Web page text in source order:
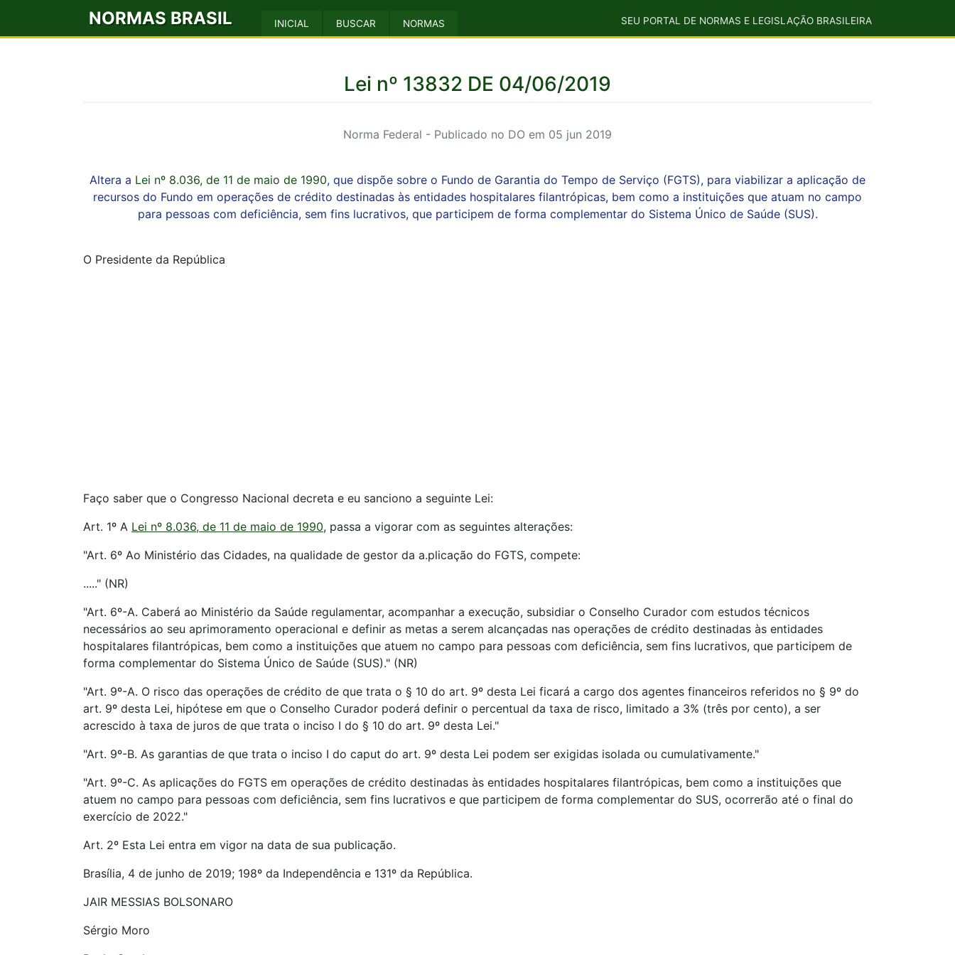
NORMAS BRASIL INICIAL BUSCAR NORMAS SEU PORTAL DE NORMAS E LEGISLAÇÃO BRASILEIRA
Lei nº 13832 DE 04/06/2019
Norma Federal - Publicado no DO em 05 jun 2019
Altera a Lei nº 8.036, de 11 de maio de 1990, que dispõe sobre o Fundo de Garantia do Tempo de Serviço (FGTS), para viabilizar a aplicação de
recursos do Fundo em operações de crédito destinadas às entidades hospitalares filantrópicas, bem como a instituições que atuam no campo
para pessoas com deficiência, sem fins lucrativos, que participem de forma complementar do Sistema Único de Saúde (SUS).
O Presidente da República
Faço saber que o Congresso Nacional decreta e eu sanciono a seguinte Lei:
Art. 1º A Lei nº 8.036, de 11 de maio de 1990, passa a vigorar com as seguintes alterações:
"Art. 6º Ao Ministério das Cidades, na qualidade de gestor da a.plicação do FGTS, compete:
....." (NR)
"Art. 6º-A. Caberá ao Ministério da Saúde regulamentar, acompanhar a execução, subsidiar o Conselho Curador com estudos técnicos
necessários ao seu aprimoramento operacional e definir as metas a serem alcançadas nas operações de crédito destinadas às entidades
hospitalares filantrópicas, bem como a instituições que atuem no campo para pessoas com deficiência, sem fins lucrativos, que participem de
forma complementar do Sistema Único de Saúde (SUS)." (NR)
"Art. 9º-A. O risco das operações de crédito de que trata o § 10 do art. 9º desta Lei ficará a cargo dos agentes financeiros referidos no § 9º do
art. 9º desta Lei, hipótese em que o Conselho Curador poderá definir o percentual da taxa de risco, limitado a 3% (três por cento), a ser
acrescido à taxa de juros de que trata o inciso I do § 10 do art. 9º desta Lei."
"Art. 9º-B. As garantias de que trata o inciso I do caput do art. 9º desta Lei podem ser exigidas isolada ou cumulativamente."
"Art. 9º-C. As aplicações do FGTS em operações de crédito destinadas às entidades hospitalares filantrópicas, bem como a instituições que
atuem no campo para pessoas com deficiência, sem fins lucrativos e que participem de forma complementar do SUS, ocorrerão até o final do
exercício de 2022."
Art. 2º Esta Lei entra em vigor na data de sua publicação.
Brasília, 4 de junho de 2019; 198º da Independência e 131º da República.
JAIR MESSIAS BOLSONARO
Sérgio Moro